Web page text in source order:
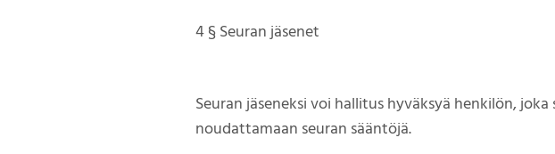
4 § Seuran jäsenet
Seuran jäseneksi voi hallitus hyväksyä henkilön,
noudattamaan seuran sääntöjä.